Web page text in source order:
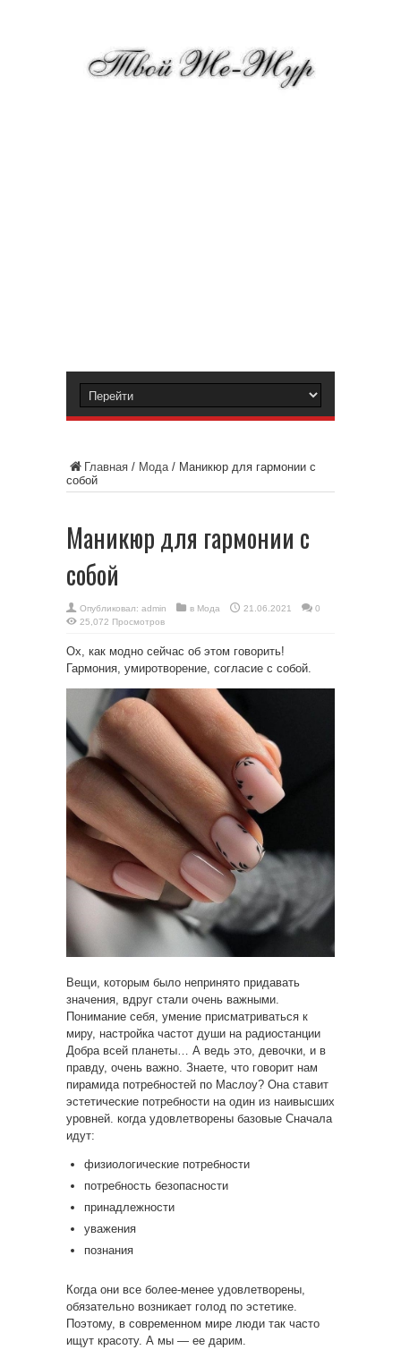
Главная / Мода/ Маникюр для гармонии с
собой
Маникюр для гармонии с
собой
Опубликовал: admin в Мода 21.06.2021
0
25,072 Просмотров
Ох, как модно сейчас об этом говорить!
Гармония, умиротворение, согласие с собой.
Вещи, которым было непринято придавать
значения, вдруг стали очень важными.
Понимание себя, умение присматриваться к
миру, настройка частот души на радиостанции
Добра всей планеты… А ведь это, девочки, и в
правду, очень важно. Знаете, что говорит нам
пирамида потребностей по Маслоу? Она ставит
эстетические потребности на один из наивысших
уровней. когда удовлетворены базовые Сначала
идут:
физиологические потребности
потребность безопасности
принадлежности
уважения
познания
Когда они все более-менее удовлетворены,
обязательно возникает голод по эстетике.
Поэтому, в современном мире люди так часто
ищут красоту. А мы — ее дарим.